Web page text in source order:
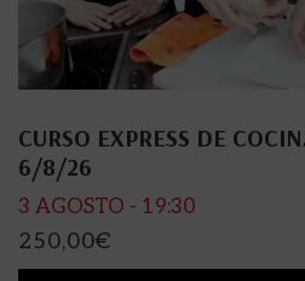
CURSO EXPRESS DE
6/8/26
3 AGOSTO - 19:30
250,00€